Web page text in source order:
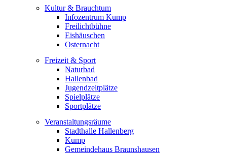
Kultur & Brauchtum
Infozentrum Kump
Freilichtbühne
Eishäuschen
Osternacht
Freizeit & Sport
Naturbad
Hallenbad
Jugendzeltplätze
Spielplätze
Sportplätze
Veranstaltungsräume
Stadthalle Hallenberg
Kump
Gemeindehaus Braunshausen